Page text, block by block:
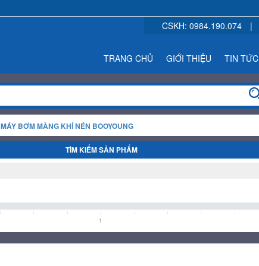
CSKH: 0984.190.074 |
TRANG CHỦ GIỚI THIỆU TIN TỨC
MÁY BƠM MÀNG KHÍ NÉN BOOYOUNG
TÌM KIẾM SẢN PHẨM
1